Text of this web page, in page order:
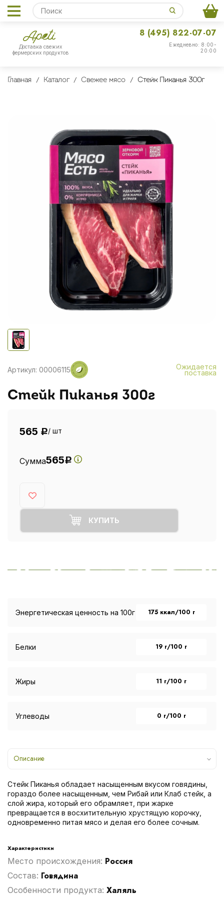
Доставка свежих
фермерских продуктов
Ежедневно: 8:00-
20:00
8 (495) 822-07-07
Главная Каталог Свежее мясо Стейк Пиканья 300г
Артикул: 00006115 Ожидается
поставка
Стейк Пиканья 300г
565 Р/ шт
Сумма565Р
КУПИТЬ
Энергетическая ценность на 100г 175 ккал/100 г
Белки 19 г/100 г
Жиры 11 г/100 г
Углеводы 0 г/100 г
Описание
Стейк Пиканья обладает насыщенным вкусом говядины,
гораздо более насыщенным, чем Рибай или Клаб стейк, а
слой жира, который его обрамляет, при жарке
превращается в восхитительную хрустящую корочку,
одновременно питая мясо и делая его более сочным.
Характеристики
Место происхождения: Россия
Cостав: Говядина
Особенности продукта: Халяль